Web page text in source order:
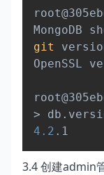
git
OpenSSL
>
4.2
3.4 创建admin